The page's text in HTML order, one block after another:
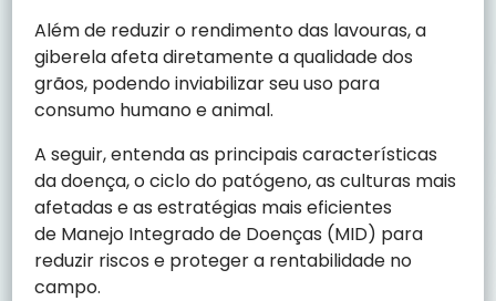
Além de reduzir o rendimento das lavouras, a
giberela afeta diretamente a qualidade dos
grãos, podendo inviabilizar seu uso para
consumo humano e animal.
A seguir, entenda as principais características
da doença, o ciclo do patógeno, as culturas mais
afetadas e as estratégias mais eficientes
de Manejo Integrado de Doenças (MID) para
reduzir riscos e proteger a rentabilidade no
campo.